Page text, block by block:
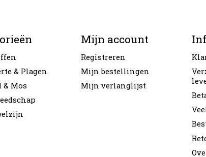
& Plagen
& Mos
Mijn account
Registreren
Mijn bestellingen
Mijn verlanglijst